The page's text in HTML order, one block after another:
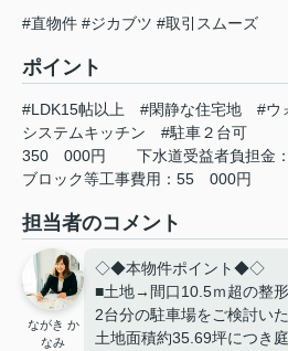
#直物件 #ジカブツ #取引スムーズ
ポイント
#LDK15帖以上 #閑静な住宅地 #ウ
システムキッチン
#駐車２台可
350
000円 下水道受益者負担金
ブロック等工事費用：55
000円
担当者のコメント
ながき か
なみ
◇◆本物件ポイント◆◇
■土地→間口10.5ｍ超の整
2台分の駐車場をご検討い
土地面積約35.69坪につき